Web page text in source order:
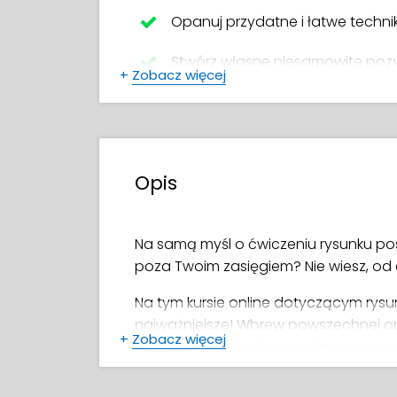
Opanuj przydatne i łatwe
Stwórz własne niesamowite
Unikaj powszechnych błędów
Dowiedz się, jak poprawnie
Jak prawidłowo mierzyć, aby
+ Zobacz więcej
Opis
Na samą myśl o ćwiczeniu rysunku
poza Twoim zasięgiem? Nie wiesz,
Na tym kursie online dotyczącym
najważniejsze! Wbrew powszechnej
trudna jak się wydaje! Jeśli nauczysz
poprawić swoje umiejętności bez
+ Zobacz więcej